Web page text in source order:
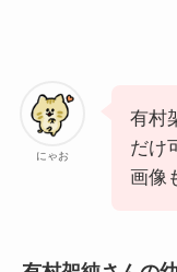
にゃお
有村
だけ
画像